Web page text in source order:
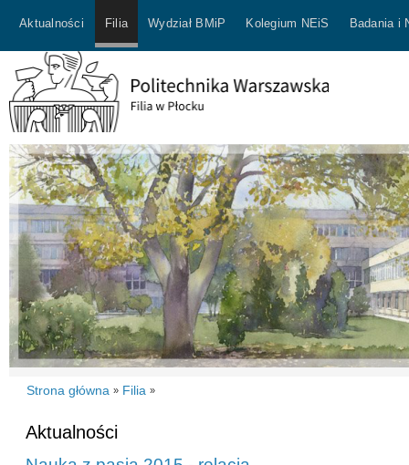
Aktualności Filia Wydział BMiP Kolegium NEiS Badania i
Strona główna » Filia »
Aktualności